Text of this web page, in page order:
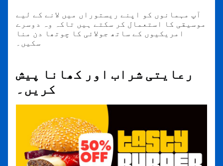
آپ مہمانوں کو اپنے ریستوراں میں لانے کے لیے
موسیقی کا استعمال کر سکتے ہیں تاکہ وہ دوسرے
امریکیوں کے ساتھ جولائی کا چوتھا دن منا
سکیں۔
رعایتی شراب اور کھانا پیش
کریں۔